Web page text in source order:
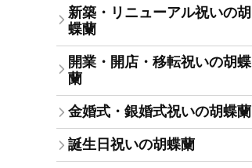
新築・リニューアル祝いの胡
蝶蘭
開業・開店・移転祝いの胡蝶
蘭
金婚式・銀婚式祝いの胡蝶蘭
誕生日祝いの胡蝶蘭